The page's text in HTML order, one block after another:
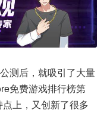
测后，就吸引了大量
免费游戏排行榜第
上，又创新了很多